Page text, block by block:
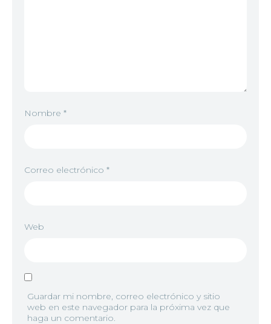
12 <img src="//image.tmdb.org/t/p/w92/
Nombre *
Correo electrónico *
Web
Guardar mi nombre, correo electrónico y sitio
web en este navegador para la próxima vez que
haga un comentario.